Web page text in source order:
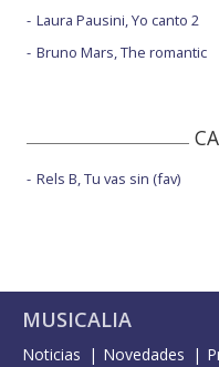
Laura Pausini, Yo canto 2
Bruno Mars, The romantic
Rels B, Tu vas sin (fav)
MUSICALIA
Noticias Novedades